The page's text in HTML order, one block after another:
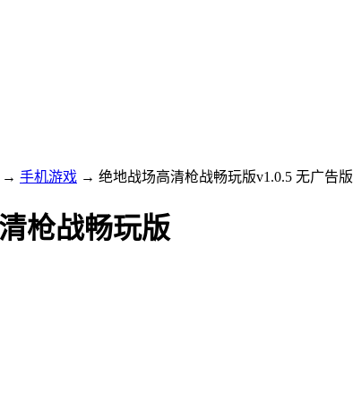
→ 手机游戏 → 绝地战场高清枪战畅玩版v1.0.5 无广告版
枪战畅玩版